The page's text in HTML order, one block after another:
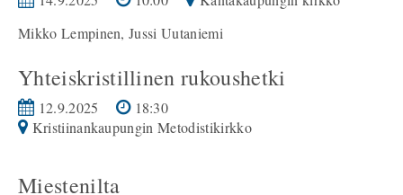
Mikko Lempinen, Jussi Uutaniemi
Yhteiskristillinen rukoushetki
12.9.2025
18:30
Kristiinankaupungin Metodistikirkko
Miestenilta